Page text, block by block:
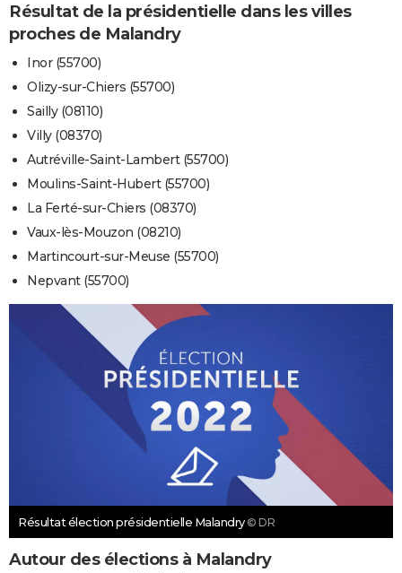
Résultat de la présidentielle dans les villes
proches de Malandry
Inor (55700)
Olizy-sur-Chiers (55700)
Sailly (08110)
Villy (08370)
Autréville-Saint-Lambert (55700)
Moulins-Saint-Hubert (55700)
La Ferté-sur-Chiers (08370)
Vaux-lès-Mouzon (08210)
Martincourt-sur-Meuse (55700)
Nepvant (55700)
Résultat élection présidentielle Malandry © DR
Autour des élections à Malandry